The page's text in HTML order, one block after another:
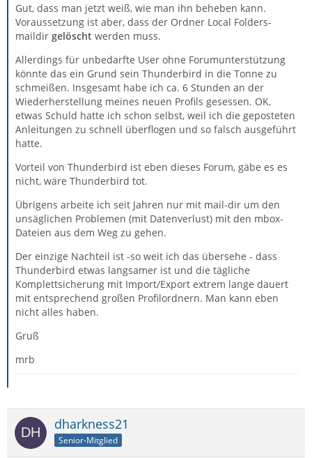
Gut, dass man jetzt weiß, wie man ihn beheben kann.
Voraussetzung ist aber, dass der Ordner Local Folders-
maildir gelöscht werden muss.
Allerdings für unbedarfte User ohne Forumunterstützung
könnte das ein Grund sein Thunderbird in die Tonne zu
schmeißen. Insgesamt habe ich ca. 6 Stunden an der
Wiederherstellung meines neuen Profils gesessen. OK,
etwas Schuld hatte ich schon selbst, weil ich die geposteten
Anleitungen zu schnell überflogen und so falsch ausgeführt
hatte.
Vorteil von Thunderbird ist eben dieses Forum, gäbe es es
nicht, wäre Thunderbird tot.
Übrigens arbeite ich seit Jahren nur mit mail-dir um den
unsäglichen Problemen (mit Datenverlust) mit den mbox-
Dateien aus dem Weg zu gehen.
Der einzige Nachteil ist -so weit ich das übersehe - dass
Thunderbird etwas langsamer ist und die tägliche
Komplettsicherung mit Import/Export extrem lange dauert
mit entsprechend großen Profilordnern. Man kann eben
nicht alles haben.
Gruß
mrb
dharkness21
Senior-Mitglied